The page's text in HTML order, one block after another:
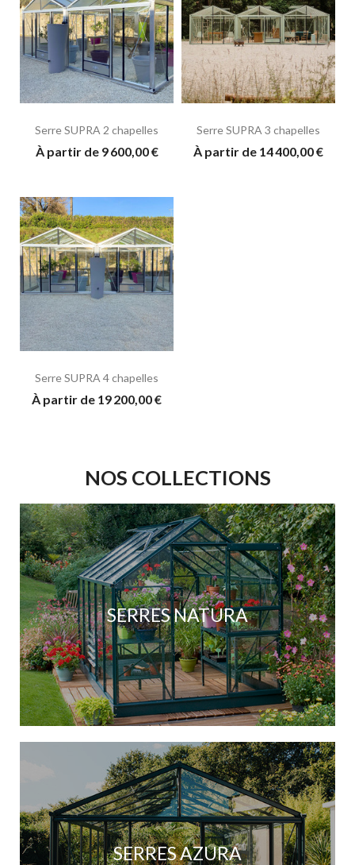
Serre SUPRA 2 chapelles
À partir de 9 600,00 €
Serre SUPRA 3 chapelles
À partir de 14 400,00 €
Serre SUPRA 4 chapelles
À partir de 19 200,00 €
NOS COLLECTIONS
SERRES NATURA
SERRES AZURA